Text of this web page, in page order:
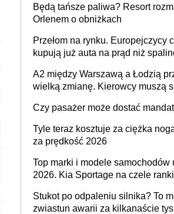
technologią producenta
Będą tańsze paliwa? Resort
Orlenem o obniżkach
Przełom na rynku. Europejczycy
kupują już auta na prąd niż
A2 między Warszawą a Łodzią
wielką zmianę. Kierowcy muszą
Czy pasażer może dostać
Tyle teraz kosztuje za ciężka
za prędkość 2026
Top marki i modele samochodów
2026. Kia Sportage na czele
Stukot po odpaleniu silnika? To
zwiastun awarii za kilkanaście